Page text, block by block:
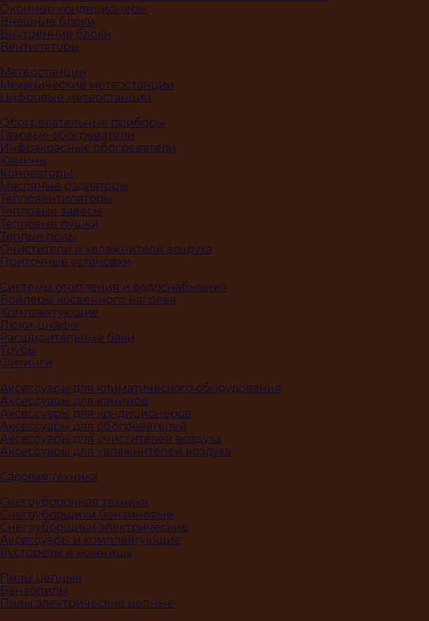
Оконные кондиционеры
Внешние блоки
Внутренние блоки
Вентиляторы
Метеостанции
Механические метеостанции
Цифровые метеостанции
Обогревательные приборы
Газовые обогреватели
Инфракрасные обогреватели
Камины
Конвекторы
Масляные радиаторы
Тепловентиляторы
Тепловые завесы
Тепловые пушки
Теплые полы
Очистители и увлажнители воздуха
Приточные установки
Системы отопления и водоснабжения
Бойлеры косвенного нагрева
Комплектующие
Люки, шкафы
Расширительные баки
Трубы
Фитинги
Аксессуары для климатического оборудования
Аксессуары для каминов
Аксессуары для кондиционеров
Аксессуары для обогревателей
Аксессуары для очистителей воздуха
Аксессуары для увлажнителей воздуха
Садовая техника
Снегоуборочная техника
Снегоуборщики бензиновые
Снегоуборщики электрические
Аксессуары и комплектующие
Кусторезы и ножницы
Пилы цепные
Бензопилы
Пилы электрические цепные